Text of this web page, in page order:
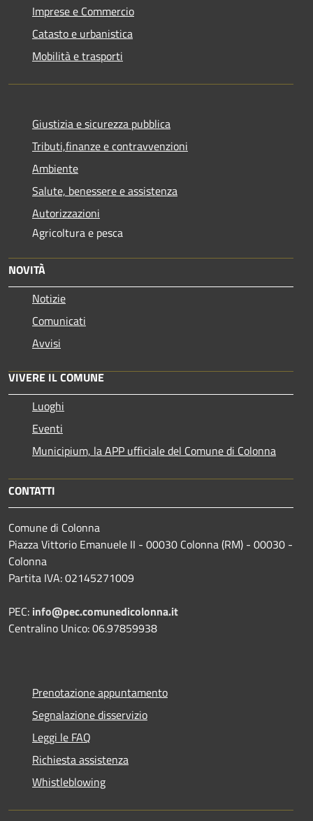
Imprese e Commercio
Catasto e urbanistica
Mobilità e trasporti
Giustizia e sicurezza pubblica
Tributi,finanze e contravvenzioni
Ambiente
Salute, benessere e assistenza
Autorizzazioni
Agricoltura e pesca
NOVITÀ
Notizie
Comunicati
Avvisi
VIVERE IL COMUNE
Luoghi
Eventi
Municipium, la APP ufficiale del Comune di Colonna
CONTATTI
Comune di Colonna
Piazza Vittorio Emanuele II - 00030 Colonna (RM) - 00030 -
Colonna
Partita IVA: 02145271009
PEC: info@pec.comunedicolonna.it
Centralino Unico: 06.97859938
Prenotazione appuntamento
Segnalazione disservizio
Leggi le FAQ
Richiesta assistenza
Whistleblowing